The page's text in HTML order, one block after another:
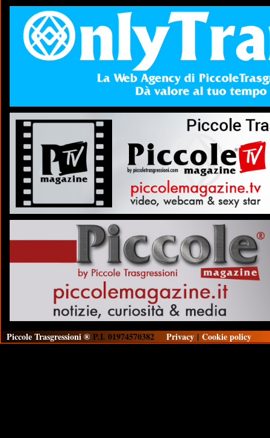
Piccole Trasgressioni ® P.I. 01974570382 Privacy | Cookie policy